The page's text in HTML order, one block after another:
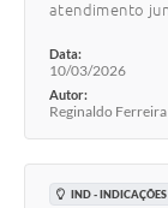
atendimento
Data:
10/03/2026
Autor:
Reginaldo Ferreira
IND - INDICAÇÕES